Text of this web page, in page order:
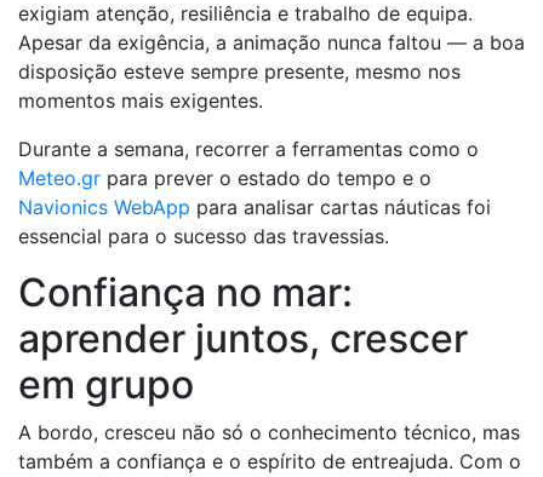
exigiam atenção, resiliência e trabalho de equipa.
Apesar da exigência, a animação nunca faltou — a boa
disposição esteve sempre presente, mesmo nos
momentos mais exigentes.
Durante a semana, recorrer a ferramentas como o
Meteo.gr para prever o estado do tempo e o
Navionics WebApp para analisar cartas náuticas foi
essencial para o sucesso das travessias.
Confiança no mar:
aprender juntos, crescer
em grupo
A bordo, cresceu não só o conhecimento técnico, mas
também a confiança e o espírito de entreajuda. Com o